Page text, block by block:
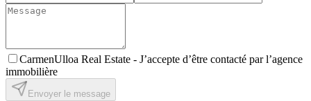
CarmenUlloa Real Estate - J’accepte d’être contacté par l’agence
immobilière
Envoyer le message